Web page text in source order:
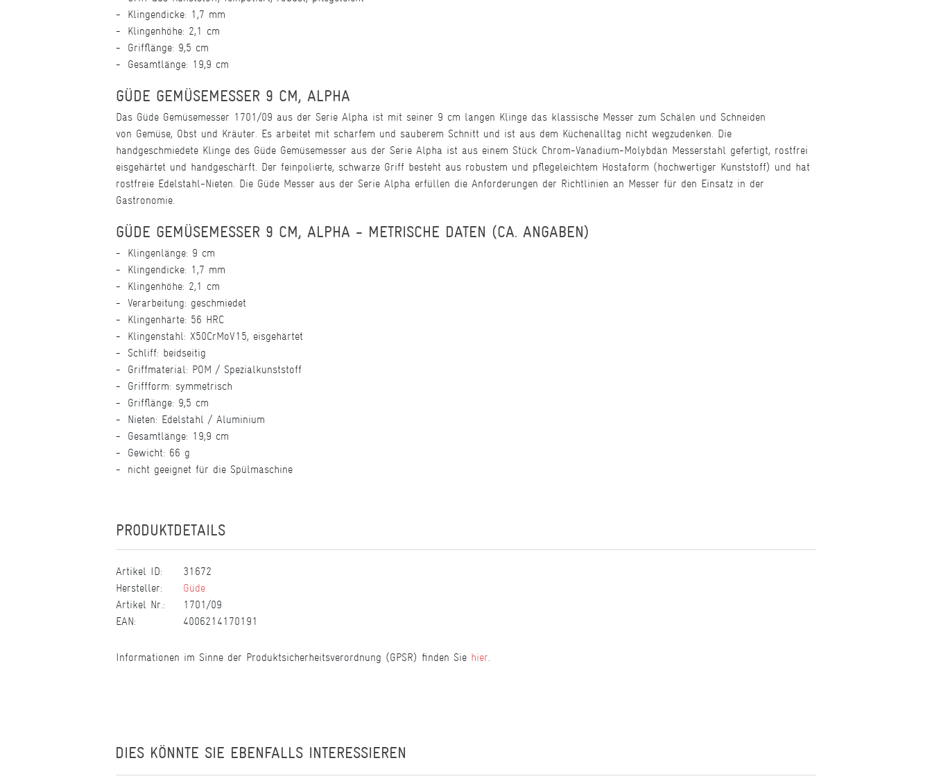
Klingendicke: 1,7 mm
Klingenhöhe: 2,1 cm
Grifflänge: 9,5 cm
Gesamtlänge: 19,9 cm
GÜDE GEMÜSEMESSER 9 CM, ALPHA
Das Güde Gemüsemesser 1701/09 aus der Serie Alpha ist mit seiner 9 cm langen Klinge das klassische Messer zum Schälen und Schneiden
von Gemüse, Obst und Kräuter. Es arbeitet mit scharfem und sauberem Schnitt und ist aus dem Küchenalltag nicht wegzudenken. Die
handgeschmiedete Klinge des Güde Gemüsemesser aus der Serie Alpha ist aus einem Stück Chrom-Vanadium-Molybdän Messerstahl gefertigt, rostfrei
eisgehärtet und handgeschärft. Der feinpolierte, schwarze Griff besteht aus robustem und pflegeleichtem Hostaform (hochwertiger Kunststoff) und hat
rostfreie Edelstahl-Nieten. Die Güde Messer aus der Serie Alpha erfüllen die Anforderungen der Richtlinien an Messer für den Einsatz in der
Gastronomie.
GÜDE GEMÜSEMESSER 9 CM, ALPHA - METRISCHE DATEN (CA. ANGABEN)
Klingenlänge: 9 cm
Klingendicke: 1,7 mm
Klingenhöhe: 2,1 cm
Verarbeitung: geschmiedet
Klingenhärte: 56 HRC
Klingenstahl: X50CrMoV15, eisgehärtet
Schliff: beidseitig
Griffmaterial: POM / Spezialkunststoff
Griffform: symmetrisch
Grifflänge: 9,5 cm
Nieten: Edelstahl / Aluminium
Gesamtlänge: 19,9 cm
Gewicht: 66 g
nicht geeignet für die Spülmaschine
PRODUKTDETAILS
Artikel ID:
31672
Hersteller:
Güde
Artikel Nr.:
1701/09
EAN:
4006214170191
Informationen im Sinne der Produktsicherheitsverordnung (GPSR) finden Sie hier
DIES KÖNNTE SIE EBENFALLS INTERESSIEREN